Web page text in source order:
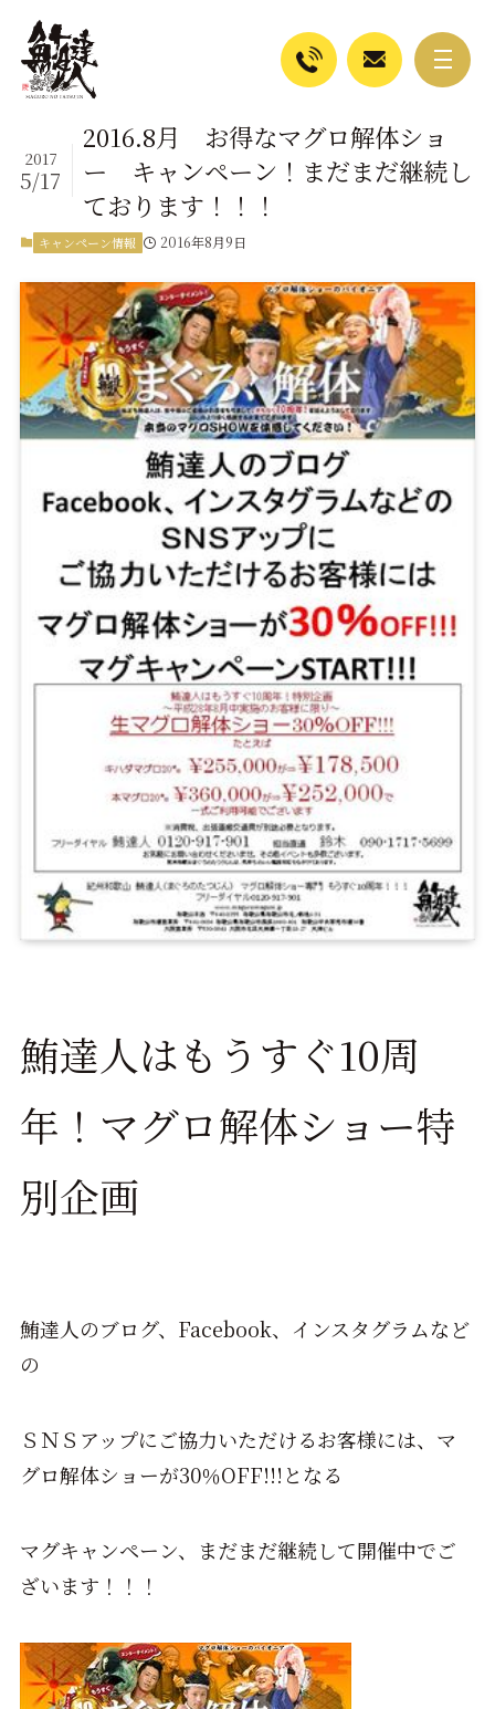
2016.8月 お得なマグロ解体ショ
ー キャンペーン！まだまだ継続し
ております！！！
2017
5/17
キャンペーン情報 2016年8月9日
鮪達人はもうすぐ10周
年！マグロ解体ショー特
別企画
鮪達人のブログ、Facebook、インスタグラムなど
の
ＳＮＳアップにご協力いただけるお客様には、 マ
グロ解体ショーが30％OFF!!!となる
マグキャンペーン、まだまだ継続して開催中でご
ざいます！！！